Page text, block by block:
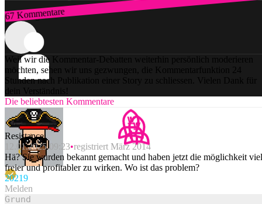
67 Kommentare
Zum Login
Weil wir die Kommentar-Debatten weiterhin persönlich moderieren
möchten, sehen wir uns gezwungen, die Kommentarfunktion 24
Stunden nach Publikation einer Story zu schliessen. Vielen Dank für
dein Verständnis!
Die beliebtesten Kommentare
Resistance
12.01.2025 09:23 registriert März 2014
Hä? Sie wurden bekannt gemacht und haben jetzt die möglichkeit viel
freier und profitabler zu wirken. Wo ist das problem?
20219
Melden